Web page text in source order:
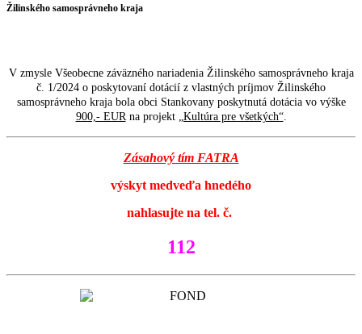
Žilinského samosprávneho kraja
V zmysle Všeobecne záväzného nariadenia Žilinského samosprávneho kraja
č. 1/2024 o poskytovaní dotácií z vlastných príjmov Žilinského
samosprávneho kraja bola obci Stankovany poskytnutá dotácia vo výške
900,- EUR na projekt „Kultúra pre všetkých“.
Zásahový tím FATRA
výskyt medveďa hnedého
nahlasujte na tel. č.
112